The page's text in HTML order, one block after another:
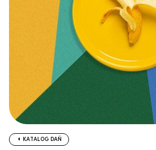
KATALOG DAŃ